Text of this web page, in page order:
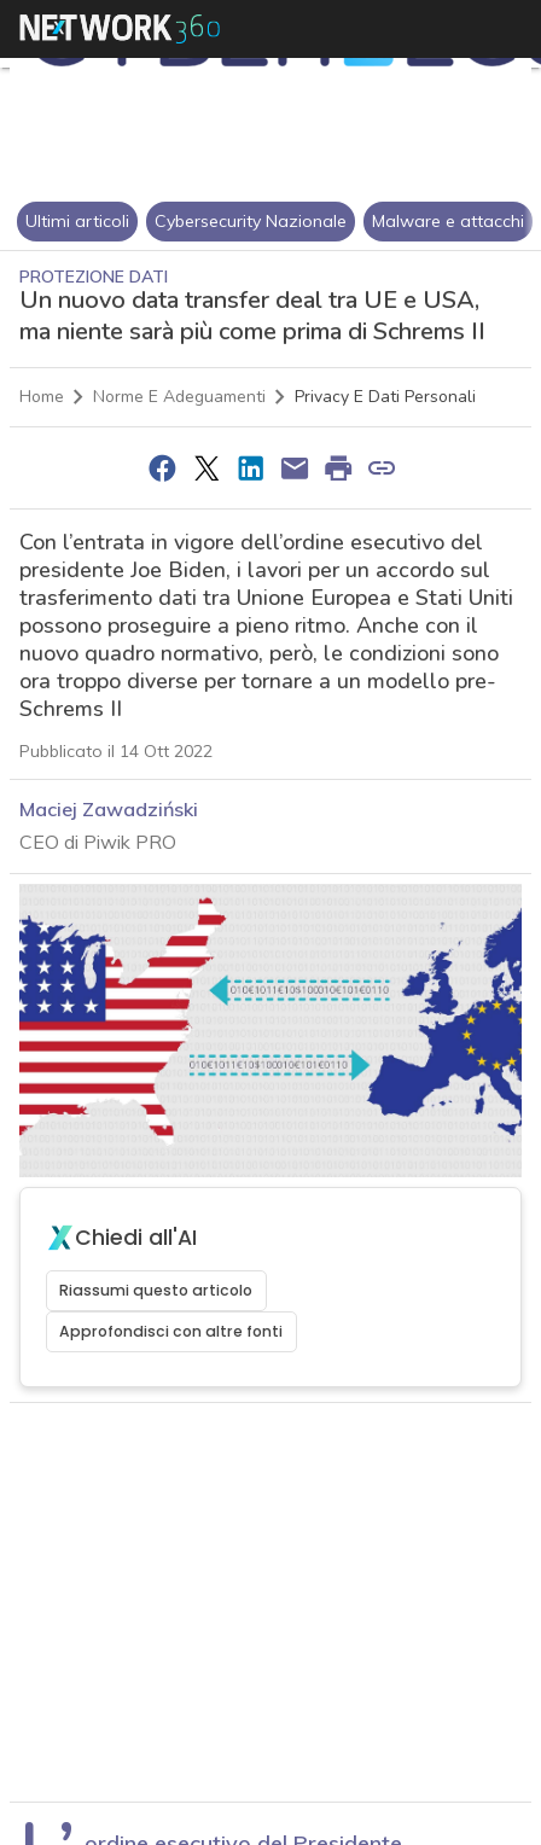
Ultimi articoli Cybersecurity Nazionale Malware e attacchi
PROTEZIONE DATI
Un nuovo data transfer deal tra UE e USA,
ma niente sarà più come prima di Schrems II
Home Norme E Adeguamenti Privacy E Dati Personali
Con l’entrata in vigore dell’ordine esecutivo del
presidente Joe Biden, i lavori per un accordo sul
trasferimento dati tra Unione Europea e Stati Uniti
possono proseguire a pieno ritmo. Anche con il
nuovo quadro normativo, però, le condizioni sono
ora troppo diverse per tornare a un modello pre-
Schrems II
Pubblicato il 14 Ott 2022
Maciej Zawadziński
CEO di Piwik PRO
Chiedi all'AI
Riassumi questo articolo
Approfondisci con altre fonti